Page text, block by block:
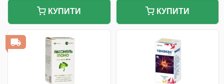
КУПИТИ КУПИТИ